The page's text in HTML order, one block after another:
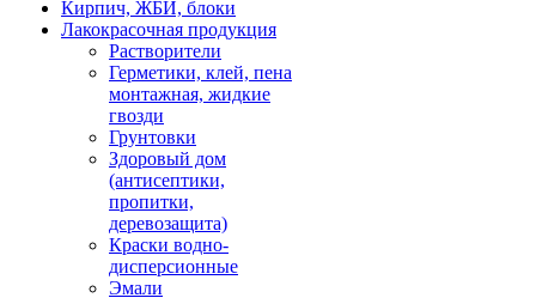
Кирпич, ЖБИ, блоки
Лакокрасочная продукция
Растворители
Герметики, клей, пена
монтажная, жидкие
гвозди
Грунтовки
Здоровый дом
(антисептики,
пропитки,
деревозащита)
Краски водно-
дисперсионные
Эмали